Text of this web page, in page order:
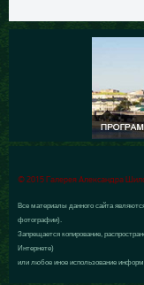
© 2015 Галерея Александра
Все материалы данного сайта
фотографии).
Запрещается копирование,
Интернете)
или любое иное использование